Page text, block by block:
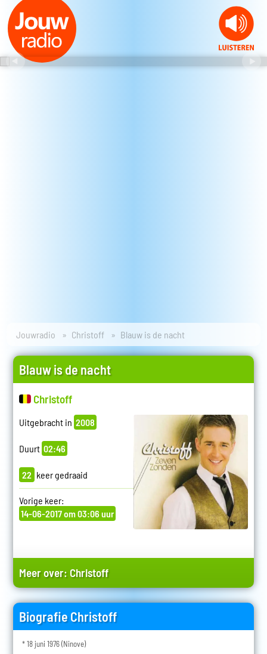
Jouwradio Christoff Blauw is de nacht
Blauw is de nacht
Christoff
Uitgebracht in 2008
Duurt 02:46
22 keer gedraaid
Vorige keer:
14-06-2017 om 03:06 uur
Meer over: Christoff
Biografie Christoff
* 18 juni 1976 (Ninove)